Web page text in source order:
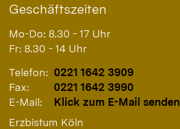
Geschäftszeiten
Mo-Do: 8.30 - 17 Uhr
Fr: 8.30 - 14 Uhr
Telefon: 0221 1642 3909
Fax:
0221 1642 3990
E-Mail:
Klick zum E-Mail senden
Erzbistum Köln